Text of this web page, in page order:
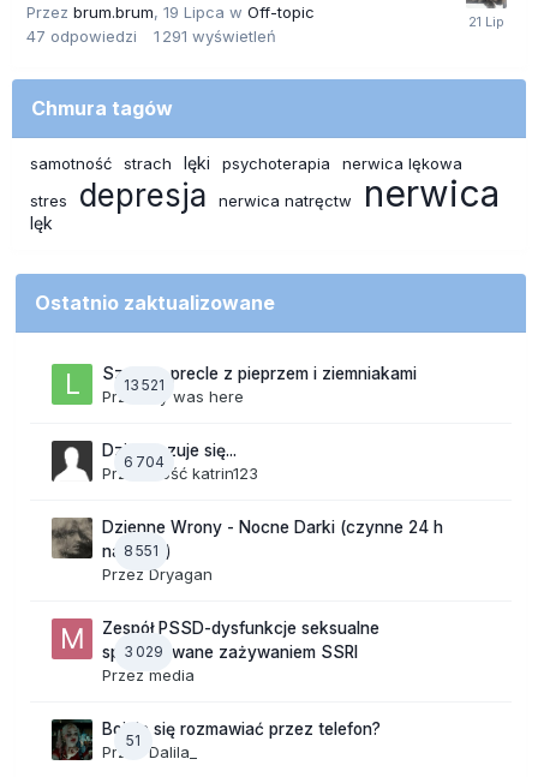
Przez brum.brum, 19 Lipca w Off-topic
47 odpowiedzi 1 291 wyświetleń
Chmura tagów
samotność strach lęki psychoterapia
nerwica lękowa
stres
depresja nerwica natręctw nerwica
lęk
Ostatnio zaktualizowane
13 521
Szalone precle z pieprzem i ziemniakami
Przezlily was here
6 704
Dzisiaj czuje się...
Przez Gość katrin123
8 551
Dzienne Wrony - Nocne Darki (czynne 24 h
na dobę)
Przez Dryagan
3 029
Zespół PSSD-dysfunkcje seksualne
spowodowane zażywaniem SSRI
Przez media
51
Boicie się rozmawiać przez telefon?
Przez Dalila_